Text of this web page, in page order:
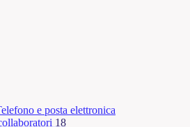
e posta elettronica
18